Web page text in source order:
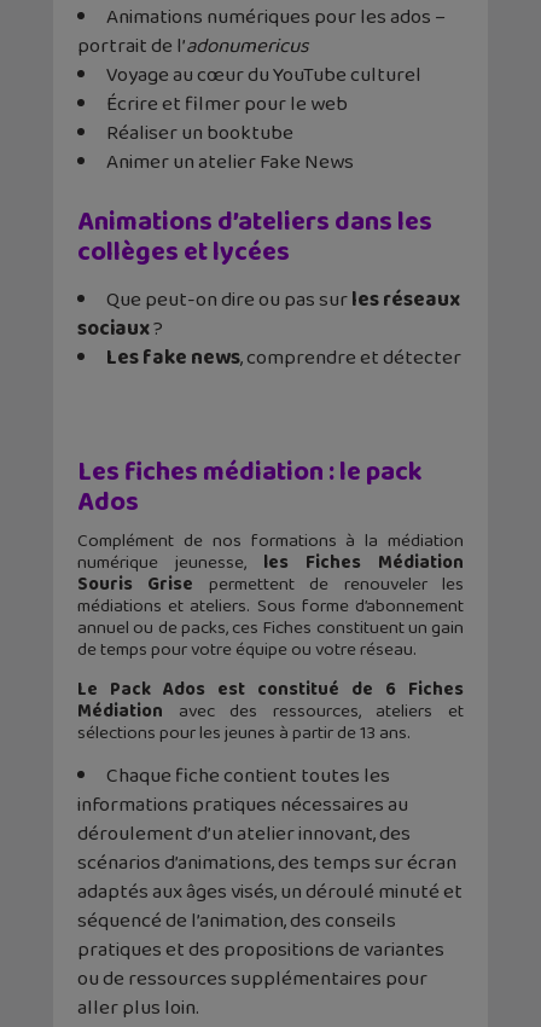
Animations numériques pour les ados –
portrait de l’adonumericus
Voyage au cœur du YouTube culturel
Écrire et filmer pour le web
Réaliser un booktube
Animer un atelier Fake News
Animations d’ateliers dans les
collèges et lycées
Que peut-on dire ou pas surles réseaux
sociaux?
Les fake news, comprendre et détecter
Les fiches médiation : le pack
Ados
Complément de nos formations à la médiation
numérique jeunesse, les Fiches Médiation
Souris Grise permettent de renouveler les
médiations et ateliers. Sous forme d’abonnement
annuel ou de packs, ces Fiches constituent un gain
de temps pour votre équipe ou votre réseau.
Le Pack Ados est constitué de 6 Fiches
Médiation avec des ressources, ateliers et
sélections pour les jeunes à partir de 13 ans.
Chaque fiche contient toutes les
informations pratiques nécessaires au
déroulement d’un atelier innovant, des
scénarios d’animations, des temps sur écran
adaptés aux âges visés, un déroulé minuté et
séquencé de l’animation, des conseils
pratiques et des propositions de variantes
ou de ressources supplémentaires pour
aller plus loin.